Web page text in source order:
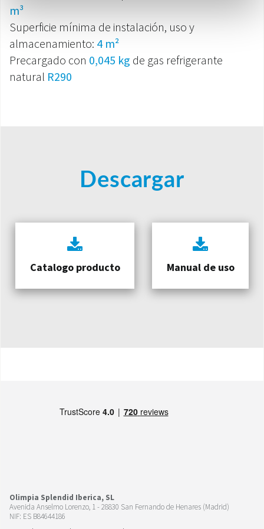
m³
Superficie mínima de instalación, uso y
almacenamiento: 4 m²
Precargado con 0,045 kg de gas refrigerante
natural R290
Descargar
Catalogo producto Manual de uso
Olimpia Splendid Iberica, SL
Avenida Anselmo Lorenzo, 1 - 28830 San Fernando de Henares (Madrid)
NIF: ES B84644186